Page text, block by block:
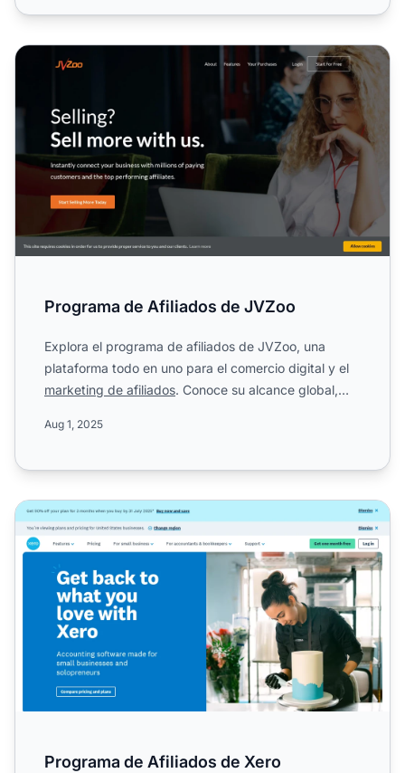
Programa de Afiliados de JVZoo
Programa de Afiliados de JVZoo
Explora el programa de afiliados de JVZoo, una
plataforma todo en uno para el comercio digital y el
marketing de afiliados. Conoce su alcance global,
Aug 1, 2025
Programa de Afiliados de Xero
Programa de Afiliados de Xero